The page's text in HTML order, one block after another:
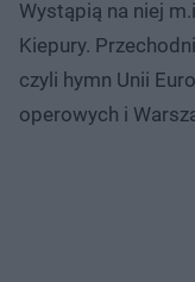
Wystąpią na niej
Kiepury.
czyli hymn Unii
operowych i